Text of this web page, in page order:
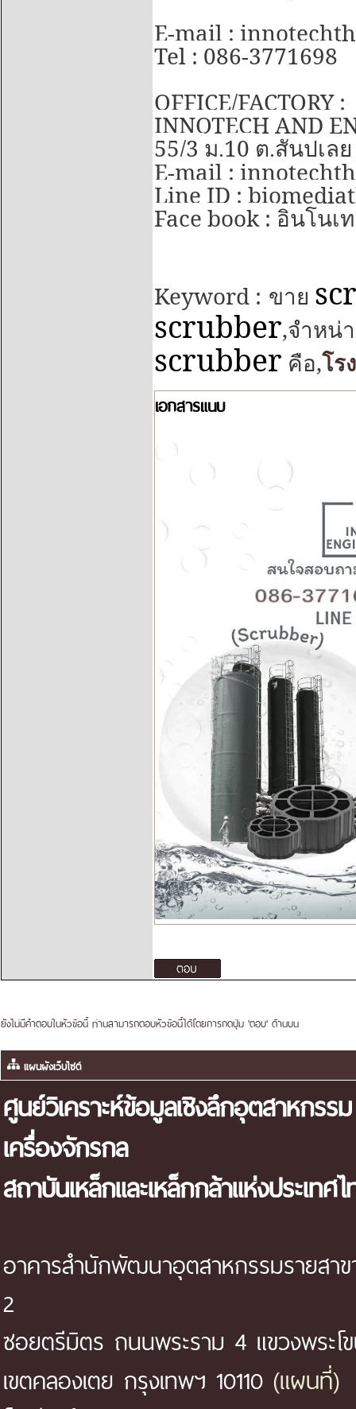
E-mail :
Tel : 086-3771698
OFFICE/FACTORY :
INNOTECH AND
55/3 ม.10 ต.สันปูเล
E-mail :
Line ID :
Face book : อินโนเ
Keyword : ขาย
scrubber,จำหน่
scrubber คือ,โร
เอกสารแนบ
ยังไม่มีคำตอบในหัวข้อนี้ ท่านสามารถตอบหัวข้อนี้ได้โดยการกดปุ่ม 'ตอบ' ด้านบน
แผนผังเว็บไซต์
ศูนย์วิเคราะห์ข้อมูลเชิงลึกอุตสาหกรรม
เครื่องจักรกล
สถาบันเหล็กและเหล็กกล้าแห่งประเทศ
อาคารสำนักพัฒนาอุตสาหกรรมรายสา
2
ซอยตรีมิตร ถนนพระราม 4 แขวงพระโ
เขตคลองเตย กรุงเทพฯ 10110 (แผนที่)